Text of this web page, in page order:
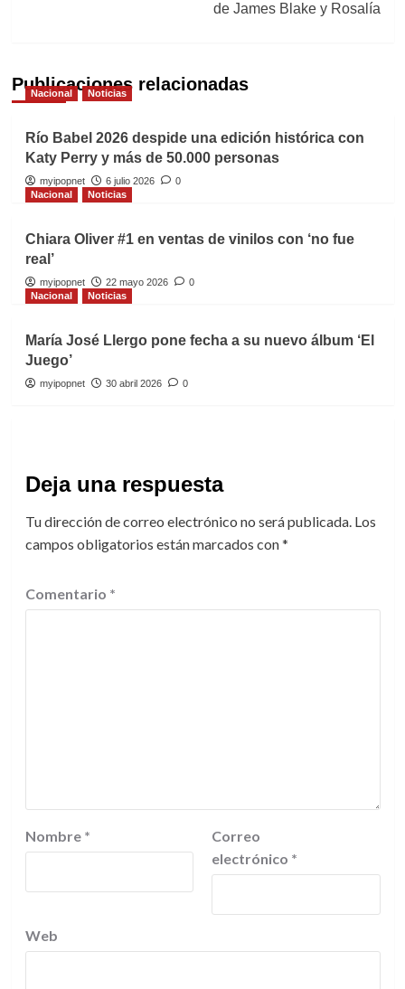
de James Blake y Rosalía
Publicaciones relacionadas
Nacional Noticias
Río Babel 2026 despide una edición histórica con
Katy Perry y más de 50.000 personas
myipopnet 6 julio 2026
0
Nacional
Noticias
Chiara Oliver #1 en ventas de vinilos con ‘no fue
real’
myipopnet 22 mayo 2026
0
Nacional
Noticias
María José Llergo pone fecha a su nuevo álbum ‘El
Juego’
myipopnet 30 abril 2026 0
Deja una respuesta
Tu dirección de correo electrónico no será publicada. Los
campos obligatorios están marcados con*
Comentario *
Nombre *
Correo
electrónico *
Web